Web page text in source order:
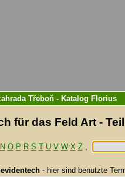
Třeboň- Katalog Florius
für das Feld Art -
N O P R S T U V W X Z,
- hier sind benutzte